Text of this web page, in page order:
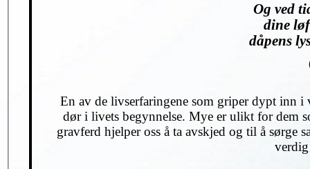
Og ved
dine
dåpens
En av de livserfaringene som griper dypt inn i
dør i livets begynnelse. Mye er ulikt for dem
gravferd hjelper oss å ta avskjed og til å sørge